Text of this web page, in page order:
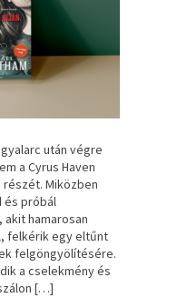
után végre
a Cyrus Haven
Miközben
és próbál
hamarosan
felkérik egy eltűnt
felgöngyölítésére.
a cselekmény és
[…]